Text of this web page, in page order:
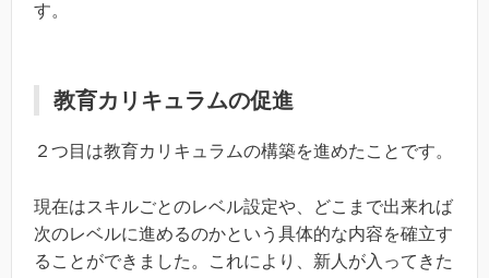
す。
教育カリキュラムの促進
２つ目は教育カリキュラムの構築を進めたことです。
現在はスキルごとのレベル設定や、どこまで出来れば
次のレベルに進めるのかという具体的な内容を確立す
ることができました。これにより、新人が入ってきた